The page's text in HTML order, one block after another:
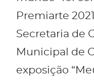
Premiarte
Secretaria de
Municipal de
exposição